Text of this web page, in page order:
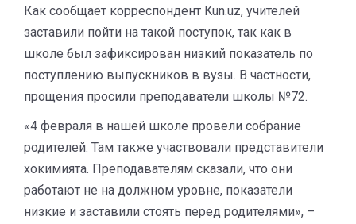
Как сообщает корреспондент Kun.uz, учителей
заставили пойти на такой поступок, так как в
школе был зафиксирован низкий показатель по
поступлению выпускников в вузы. В частности,
прощения просили преподаватели школы №72.
«4 февраля в нашей школе провели собрание
родителей. Там также участвовали представители
хокимията. Преподавателям сказали, что они
работают не на должном уровне, показатели
низкие и заставили стоять перед родителями», –